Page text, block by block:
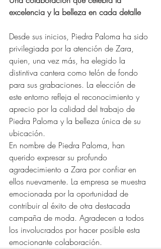
excelencia y la belleza en cada detalle
Desde sus inicios, Piedra Paloma ha sido
privilegiada por la atención de Zara,
quien, una vez más, ha elegido la
distintiva cantera como telón de fondo
para sus grabaciones. La elección de
este entorno refleja el reconocimiento y
aprecio por la calidad del trabajo de
Piedra Paloma y la belleza única de su
ubicación.
En nombre de Piedra Paloma, han
querido expresar su profundo
agradecimiento a Zara por confiar en
ellos nuevamente. La empresa se muestra
emocionada por la oportunidad de
contribuir al éxito de otra destacada
campaña de moda. Agradecen a todos
los involucrados por hacer posible esta
emocionante colaboración.